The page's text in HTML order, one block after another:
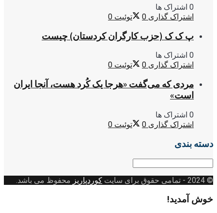
0 اشتراک ها
اشتراک گذاری 0 توئیت 0
پ ک ک (حزب کارگران کردستان) چیست
0 اشتراک ها
اشتراک گذاری 0 توئیت 0
مردی که می‌گفت «هرجا یک کُرد هست، آنجا ایران
است»
0 اشتراک ها
اشتراک گذاری 0 توئیت 0
دسته بندی
© 2024
- تمامی حقوق برای سایت کوردپاریز محفوظ می باشد.
خوش آمدید!